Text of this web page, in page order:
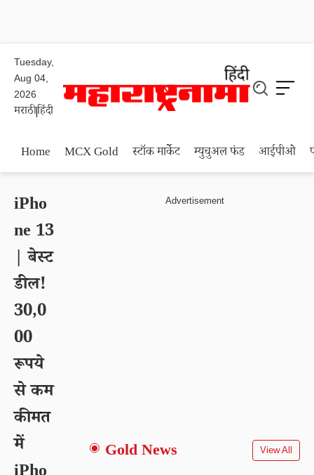
Tuesday,
Aug 04,
2026
मराठीहिंदी
Home MCX Gold स्टॉक मार्केट म्युचुअल फंड आईपीओ
iPho
ne 13
| बेस्ट
डील!
30,0
00
रूपये
से कम
कीमत
में
Gold News View All